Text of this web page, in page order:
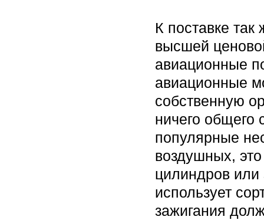
К поставке
высшей
авиационные
авиационные
собственную
ничего общего
популярные
воздушных,
цилиндров
использует
зажигания